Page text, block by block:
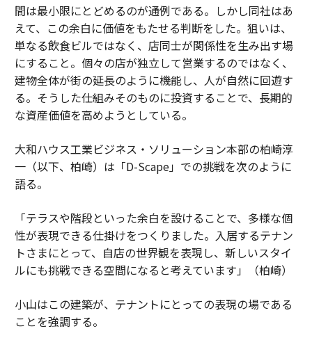
間は最小限にとどめるのが通例である。しかし同社はあ
えて、この余白に価値をもたせる判断をした。狙いは、
単なる飲食ビルではなく、店同士が関係性を生み出す場
にすること。個々の店が独立して営業するのではなく、
建物全体が街の延長のように機能し、人が自然に回遊す
る。そうした仕組みそのものに投資することで、長期的
な資産価値を高めようとしている。
大和ハウス工業ビジネス・ソリューション本部の柏崎淳
一（以下、柏崎）は「D-Scape」での挑戦を次のように
語る。
「テラスや階段といった余白を設けることで、多様な個
性が表現できる仕掛けをつくりました。入居するテナン
トさまにとって、自店の世界観を表現し、新しいスタイ
ルにも挑戦できる空間になると考えています」（柏崎）
小山はこの建築が、テナントにとっての表現の場である
ことを強調する。